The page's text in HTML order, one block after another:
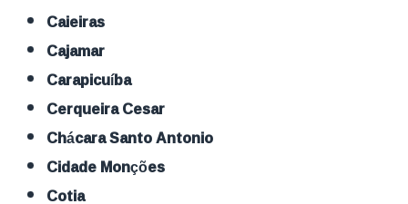
Caieiras
Cajamar
Carapicuíba
Cerqueira Cesar
Chácara Santo Antonio
Cidade Monções
Cotia